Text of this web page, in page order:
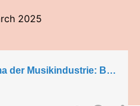
2025
Die Tech-Firma der Musikindustrie: Bamboo Artists-CEO Leander Kirschner im Interview